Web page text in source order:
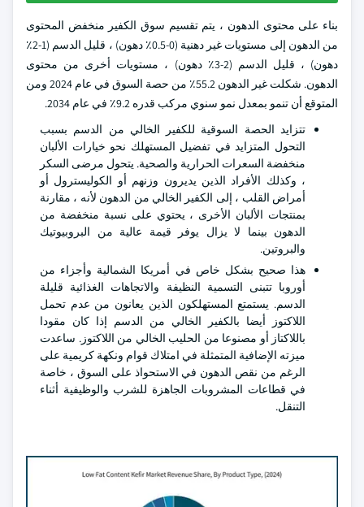
بناء على محتوى الدهون ، يتم تقسيم سوق الكفير منخفض المحتوى
من الدهون إلى مستويات غير دهنية (0-0.5٪ دهون) ، قليل الدسم (1-2٪
دهون) ، قليل الدسم (2-3٪ دهون) ، مستويات أخرى من محتوى
الدهون. شكلت غير الدهون 55.2٪ من حصة السوق في عام 2024 ومن
المتوقع أن تنمو بمعدل نمو سنوي مركب قدره 9.2٪ في عام 2034.
تتزايد الحصة السوقية للكفير الخالي من الدسم بسبب
التحول المتزايد في تفضيل المستهلك نحو خيارات الألبان
منخفضة السعرات الحرارية والصحية. يتحول مرضى السكر
، وكذلك الأفراد الذين يديرون وزنهم أو الكوليسترول أو
أمراض القلب ، إلى الكفير الخالي من الدهون لأنه ، مقارنة
بمنتجات الألبان الأخرى ، يحتوي على نسبة منخفضة من
الدهون بينما لا يزال يوفر قيمة عالية من البروبيوتيك
والبروتين.
هذا صحيح بشكل خاص في أمريكا الشمالية وأجزاء من
أوروبا تتبنى التسمية النظيفة والاتجاهات الغذائية قليلة
الدسم. يستمتع المستهلكون الذين يعانون من عدم تحمل
اللاكتوز أيضا بالكفير الخالي من الدسم إذا كان مقودا
باللاكتاز أو مصنوعا من الحليب الخالي من اللاكتوز. ساعدت
ميزته الإضافية المتمثلة في امتلاك قوام ونكهة كريمية على
الرغم من نقص الدهون في الاستحواذ على السوق ، خاصة
في قطاعات المشروبات الجاهزة للشرب والوظيفية أثناء
التنقل.